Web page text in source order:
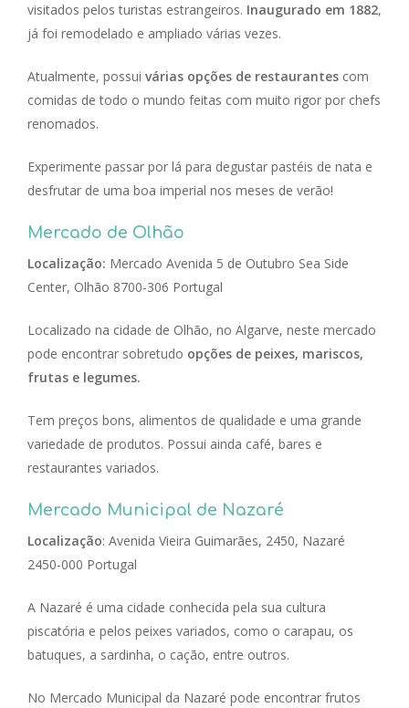
visitados pelos turistas estrangeiros. Inaugurado em 1882,
já foi remodelado e ampliado várias vezes.
Atualmente, possui várias opções de restaurantes com
comidas de todo o mundo feitas com muito rigor por chefs
renomados.
Experimente passar por lá para degustar pastéis de nata e
desfrutar de uma boa imperial nos meses de verão!
Mercado de Olhão
Localização: Mercado Avenida 5 de Outubro Sea Side
Center, Olhão 8700-306 Portugal
Localizado na cidade de Olhão, no Algarve, neste mercado
pode encontrar sobretudo opções de peixes, mariscos,
frutas e legumes.
Tem preços bons, alimentos de qualidade e uma grande
variedade de produtos. Possui ainda café, bares e
restaurantes variados.
Mercado Municipal de Nazaré
Localização: Avenida Vieira Guimarães, 2450, Nazaré
2450-000 Portugal
A Nazaré é uma cidade conhecida pela sua cultura
piscatória e pelos peixes variados, como o carapau, os
batuques, a sardinha, o cação, entre outros.
No Mercado Municipal da Nazaré pode encontrar frutos